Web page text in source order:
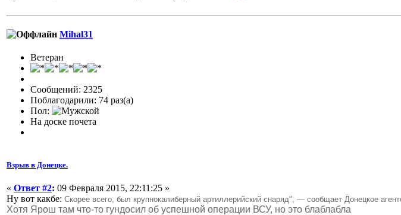
Mihal31
Ветеран
Сообщений: 2325
Поблагодарили: 74 раз(а)
Пол:
На доске почета
Взрыв в Донецке.
« Ответ #2: 09 Февраля 2015, 22:11:25 »
Ну вот какбе: Скорее всего, был крупнокалиберный артиллерийский снаряд", — сообщает Донецкое
Хотя Ярош там что-то гундосил об успешной операции ВСУ, но это блаблабла